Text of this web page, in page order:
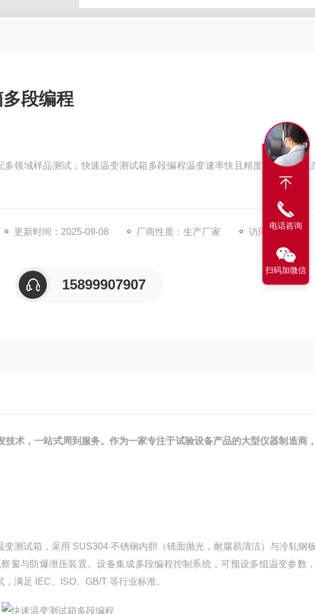
段编程
多领域样品测试；​快速温变测试箱多段编程温变速率快且精度高，带载状
更新时间：2025-09-08 厂商性质：生产厂家 访问量：539
15899907907
术，一站式周到服务。作为一家专注于试验设备产品的大型仪器制造商
测试箱，采用 SUS304 不锈钢内胆（镜面抛光，耐腐易清洁）与冷轧钢
窗与防爆泄压装置。设备集成多段编程控制系统，可预设多组温变参数
满足 IEC、ISO、GB/T 等行业标准。
电话咨询
扫码加微信